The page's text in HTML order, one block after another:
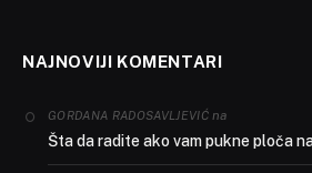
NAJNOVIJI KOMENTARI
GORDANA RADOSAVLJEVIĆna
Šta da radite ako vam pukne ploča